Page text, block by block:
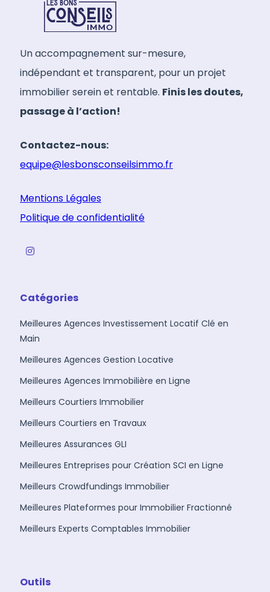
Un accompagnement sur-mesure,
indépendant et transparent, pour un projet
immobilier serein et rentable. Finis les doutes,
passage à l’action!
Contactez-nous:
equipe@lesbonsconseilsimmo.fr
Mentions Légales
Politique de confidentialité
Catégories
Meilleures Agences Investissement Locatif Clé en
Main
Meilleures Agences Gestion Locative
Meilleures Agences Immobilière en Ligne
Meilleurs Courtiers Immobilier
Meilleurs Courtiers en Travaux
Meilleures Assurances GLI
Meilleures Entreprises pour Création SCI en Ligne
Meilleurs Crowdfundings Immobilier
Meilleures Plateformes pour Immobilier Fractionné
Meilleurs Experts Comptables Immobilier
Outils